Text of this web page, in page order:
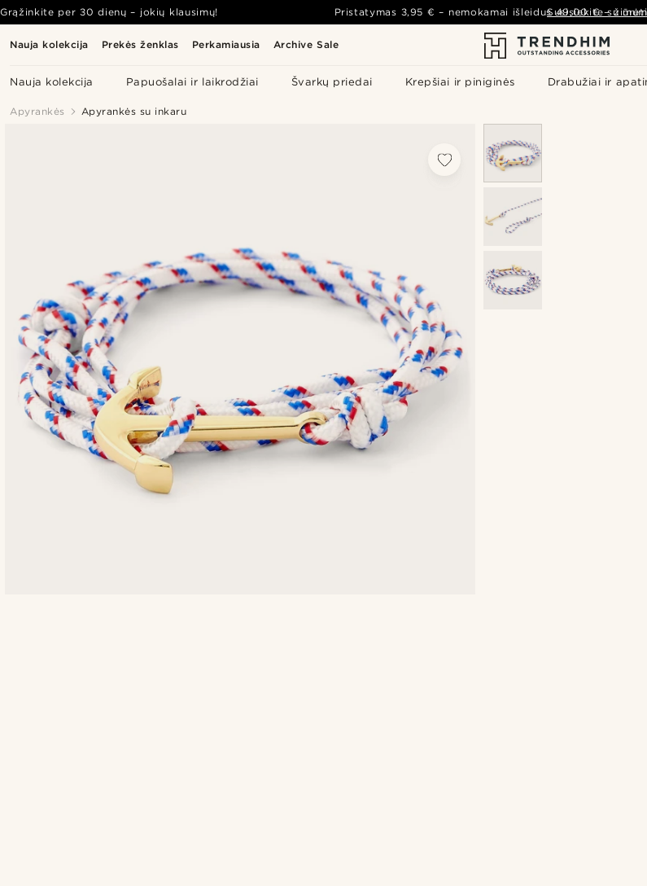
Nauja kolekcija Prekės ženklas Perkamiausia Archive Sale
Nauja kolekcija Papuošalai ir laikrodžiai Švarkų priedai Krepšiai ir piniginės Drabužiai ir
Grąžinkite per 30 dienų – jokių klausimų! Pristatymas 3,95 € – nemokamai išleidus49,00 € –
Susisiekite su
Apyrankės Apyrankės su inkaru